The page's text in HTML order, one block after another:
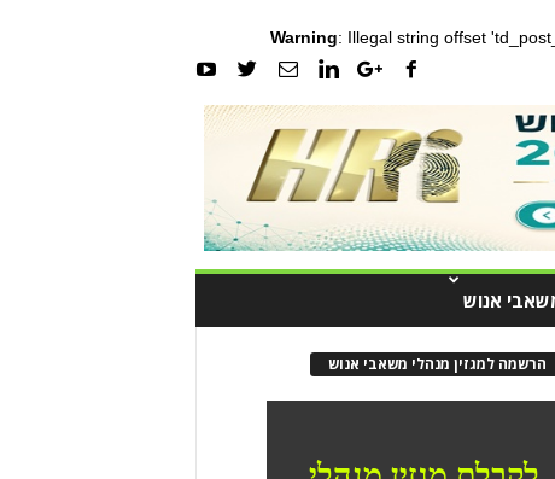
Warning: Illegal string offset
אנוש
הרשמה למגזין מנהלי משאבי אנוש